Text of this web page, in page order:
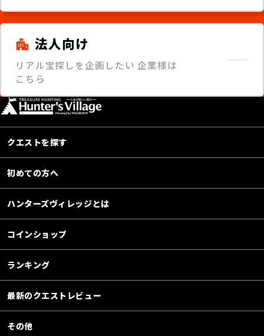
法人向け
リアル宝探しを企画したい 企業様は
こちら
クエストを探す
初めての方へ
ハンターズヴィレッジとは
コインショップ
ランキング
最新のクエストレビュー
その他